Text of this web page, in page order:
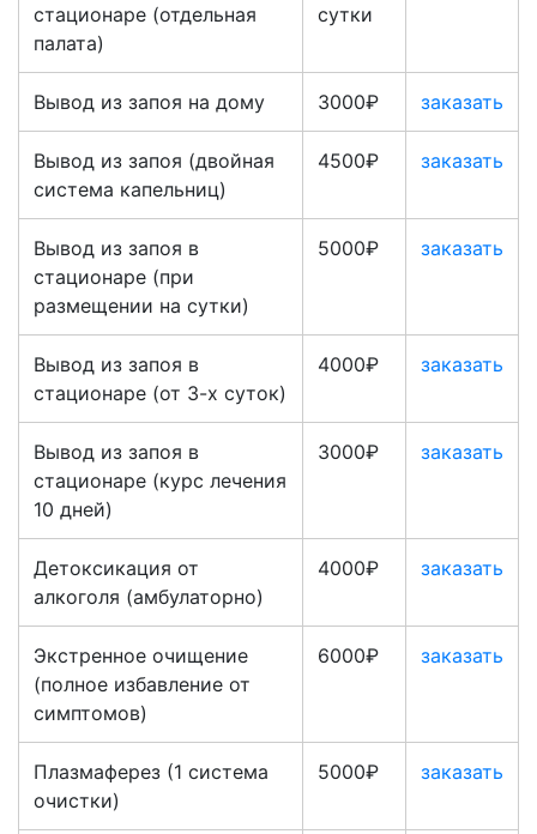
стационаре (отдельная
палата)
сутки
Вывод из запоя на дому 3000₽ заказать
Вывод из запоя (двойная
система капельниц)
4500₽ заказать
Вывод из запоя в
стационаре (при
размещении на сутки)
5000₽ заказать
Вывод из запоя в
стационаре (от 3-х суток)
4000₽ заказать
Вывод из запоя в
стационаре (курс лечения
10 дней)
3000₽ заказать
Детоксикация от
алкоголя (амбулаторно)
4000₽ заказать
Экстренное очищение
(полное избавление от
симптомов)
6000₽ заказать
Плазмаферез (1 система
очистки)
5000₽ заказать